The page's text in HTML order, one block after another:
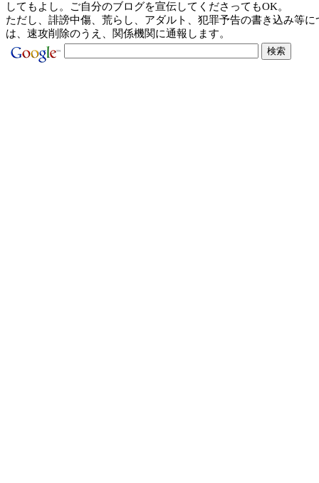
してもよし。ご自分のブログを宣伝してくださってもOK。
ただし、誹謗中傷、荒らし、アダルト、犯罪予告の書き込み等に
は、速攻削除のうえ、関係機関に通報します。